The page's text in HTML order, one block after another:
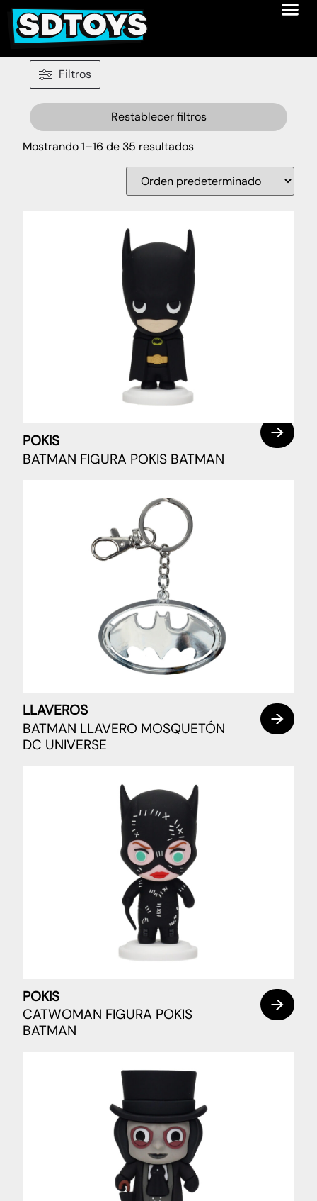
Filtros
Restablecer filtros
Mostrando 1–16 de 35 resultados
POKIS
BATMAN FIGURA POKIS BATMAN
LLAVEROS
BATMAN LLAVERO MOSQUETÓN
DC UNIVERSE
POKIS
CATWOMAN FIGURA POKIS
BATMAN